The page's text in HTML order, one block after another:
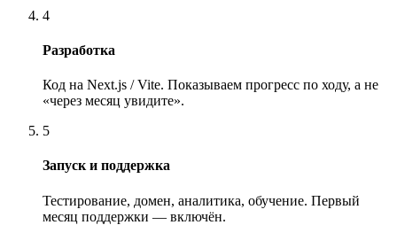
4
Разработка
Код на Next.js / Vite. Показываем прогресс по ходу, а не
«через месяц увидите».
5
Запуск и поддержка
Тестирование, домен, аналитика, обучение. Первый
месяц поддержки — включён.